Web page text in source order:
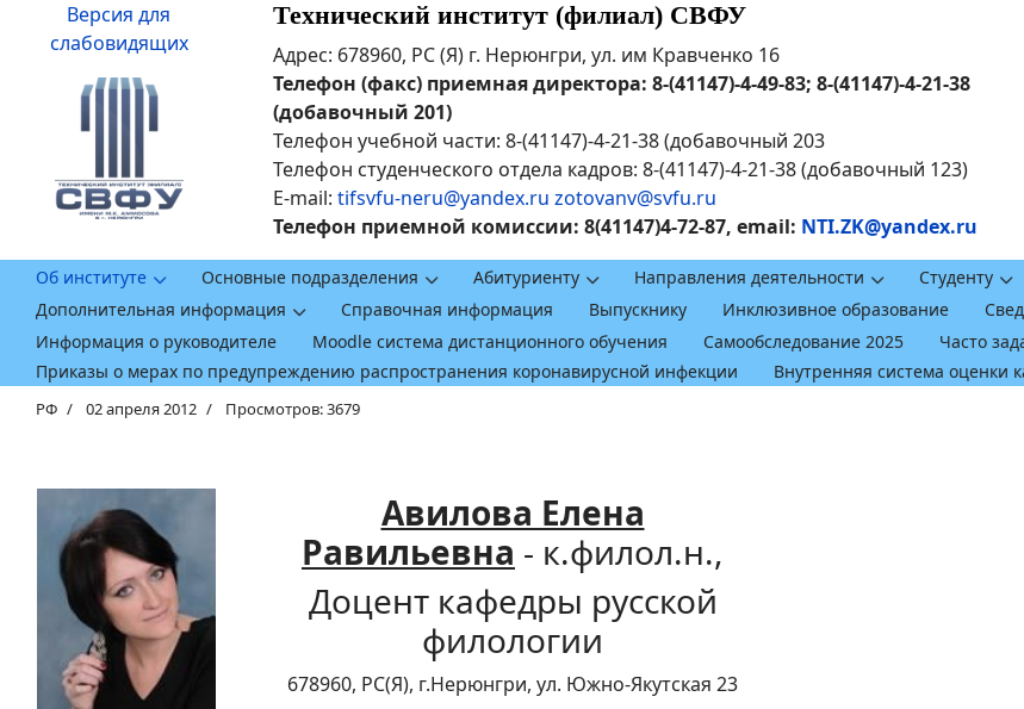
Версия для
слабовидящих
Технический институт (филиал) СВФУ
Адрес: 678960, РС (Я) г. Нерюнгри, ул. им Кравченко 16
Телефон (факс) приемная директора: 8-(41147)-4-49-83; 8-(41147)-4-21-38
(добавочный 201)
Телефон учебной части: 8-(41147)-4-21-38 (добавочный 203
Телефон студенческого отдела кадров: 8-(41147)-4-21-38 (добавочный 123)
E-mail: tifsvfu-neru@yandex.ru zotovanv@svfu.ru
Телефон приемной комиссии: 8(41147)4-72-87, email: NTI.ZK@yandex.ru
Об институте Основные подразделения Абитуриенту Направления деятельности Студенту
Дополнительная информация
Справочная информация Выпускнику Инклюзивное образование
Информация о руководителе
Moodle система дистанционного обучения Самообследование 2025
Часто
Приказы о мерах по предупреждению распространения коронавирусной инфекции
Внутренняя система оценки
РФ 02 апреля 2012 Просмотров: 3679
Авилова Елена
Равильевна - к.филол.н.,
Доцент кафедры русской
филологии
678960, РС(Я), г.Нерюнгри, ул. Южно-Якутская 23